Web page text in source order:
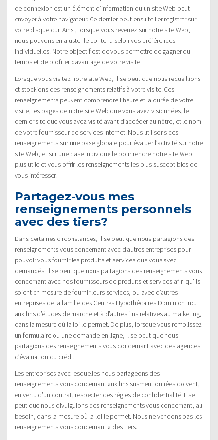
de connexion est un élément d’information qu’un site Web peut
envoyer à votre navigateur. Ce dernier peut ensuite l’enregistrer sur
votre disque dur. Ainsi, lorsque vous revenez sur notre site Web,
nous pouvons en ajuster le contenu selon vos préférences
individuelles. Notre objectif est de vous permettre de gagner du
temps et de profiter davantage de votre visite.
Lorsque vous visitez notre site Web, il se peut que nous recueillions
et stockions des renseignements relatifs à votre visite. Ces
renseignements peuvent comprendre l’heure et la durée de votre
visite, les pages de notre site Web que vous avez visionnées, le
dernier site que vous avez visité avant d’accéder au nôtre, et le nom
de votre fournisseur de services Internet. Nous utilisons ces
renseignements sur une base globale pour évaluer l’activité sur notre
site Web, et sur une base individuelle pour rendre notre site Web
plus utile et vous offrir les renseignements les plus susceptibles de
vous intéresser.
Partagez-vous mes
renseignements personnels
avec des tiers?
Dans certaines circonstances, il se peut que nous partagions des
renseignements vous concernant avec d’autres entreprises pour
pouvoir vous fournir les produits et services que vous avez
demandés. Il se peut que nous partagions des renseignements vous
concernant avec nos fournisseurs de produits et services afin qu’ils
soient en mesure de fournir leurs services, ou avec d’autres
entreprises de la famille des Centres Hypothécaires Dominion Inc.
aux fins d’études de marché et à d’autres fins relatives au marketing,
dans la mesure où la loi le permet. De plus, lorsque vous remplissez
un formulaire ou une demande en ligne, il se peut que nous
partagions des renseignements vous concernant avec des agences
d’évaluation du crédit.
Les entreprises avec lesquelles nous partageons des
renseignements vous concernant aux fins susmentionnées doivent,
en vertu d’un contrat, respecter des règles de confidentialité. Il se
peut que nous divulguions des renseignements vous concernant, au
besoin, dans la mesure où la loi le permet. Nous ne vendons pas les
renseignements vous concernant à des tiers.